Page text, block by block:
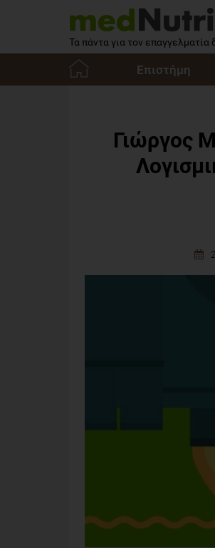
Τα πάντα για τον επαγγελματία
Επιστήμη
Γιώργος